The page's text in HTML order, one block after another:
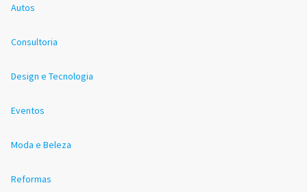
Autos
Consultoria
Design e Tecnologia
Eventos
Moda e Beleza
Reformas